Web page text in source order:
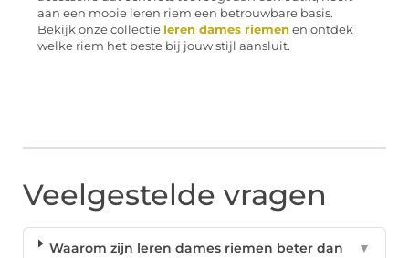
aan een mooie leren riem een betrouwbare basis.
Bekijk onze collectie leren dames riemen en ontdek
welke riem het beste bij jouw stijl aansluit.
Veelgestelde vragen
Waarom zijn leren dames riemen beter dan
▼